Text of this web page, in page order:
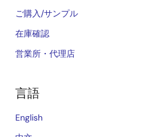
ご購入/サンプル
在庫確認
営業所・代理店
言語
English